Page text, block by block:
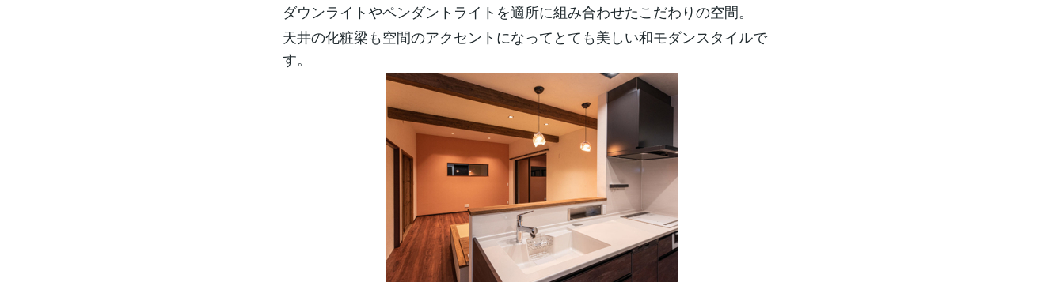
ダウンライトやペンダントライトを適所に組み合わせたこだわりの空間。
天井の化粧梁も空間のアクセントになってとても美しい和モダンスタイルで
す。